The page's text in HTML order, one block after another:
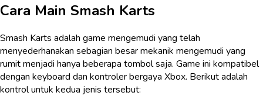
Cara Main Smash Karts
Smash Karts adalah game mengemudi yang telah
menyederhanakan sebagian besar mekanik mengemudi yang
rumit menjadi hanya beberapa tombol saja. Game ini kompatibel
dengan keyboard dan kontroler bergaya Xbox. Berikut adalah
kontrol untuk kedua jenis tersebut: